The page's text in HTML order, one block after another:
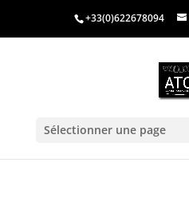
+33(0)622678094
Sélectionner une page